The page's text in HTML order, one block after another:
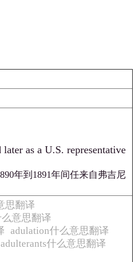
as a U.S. representative
年到1891年间任来自弗吉尼
思翻译
意思翻译
adulation什么意思翻译
adulterants什么意思翻译